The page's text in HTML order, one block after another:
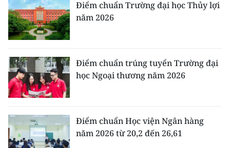
ESPAÑOL
Điểm chuẩn Trường đại học Thủy lợi
năm 2026
Điểm chuẩn trúng tuyển Trường đại
học Ngoại thương năm 2026
Điểm chuẩn Học viện Ngân hàng
năm 2026 từ 20,2 đến 26,61